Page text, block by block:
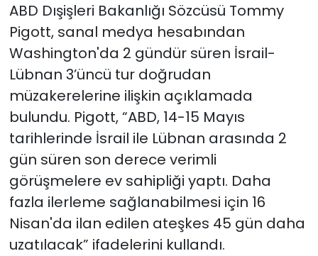
ABD Dışişleri Bakanlığı Sözcüsü Tommy
Pigott, sanal medya hesabından
Washington'da 2 gündür süren İsrail-
Lübnan 3’üncü tur doğrudan
müzakerelerine ilişkin açıklamada
bulundu. Pigott, “ABD, 14-15 Mayıs
tarihlerinde İsrail ile Lübnan arasında 2
gün süren son derece verimli
görüşmelere ev sahipliği yaptı. Daha
fazla ilerleme sağlanabilmesi için 16
Nisan'da ilan edilen ateşkes 45 gün daha
uzatılacak” ifadelerini kullandı.